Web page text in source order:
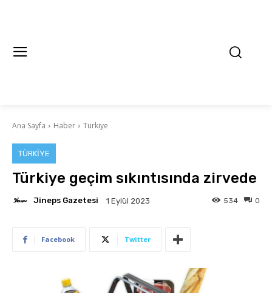
Ana Sayfa Haber Türkiye
TÜRKIYE
Türkiye geçim sıkıntısında zirvede
Jineps Gazetesi 1 Eylül 2023 0
534
Facebook Twitter